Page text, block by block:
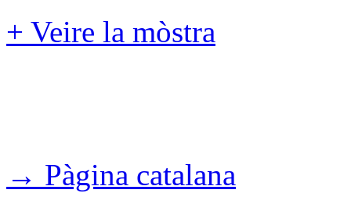
+ Veire la mòstra
→ Pàgina catalana